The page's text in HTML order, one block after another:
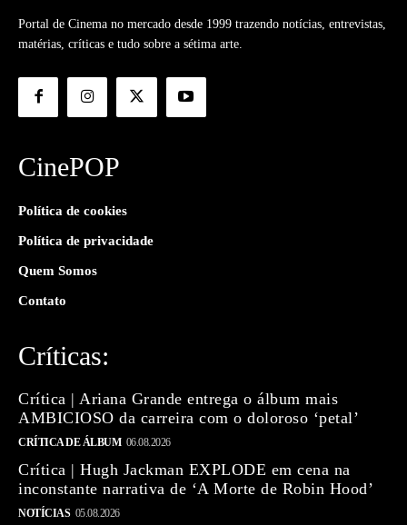
Portal de Cinema no mercado desde 1999 trazendo notícias, entrevistas,
matérias, críticas e tudo sobre a sétima arte.
CinePOP
Política de cookies
Política de privacidade
Quem Somos
Contato
Críticas:
Crítica | Ariana Grande entrega o álbum mais
AMBICIOSO da carreira com o doloroso ‘petal’
CRÍTICA DE ÁLBUM 06.08.2026
Crítica | Hugh Jackman EXPLODE em cena na
inconstante narrativa de ‘A Morte de Robin Hood’
NOTÍCIAS 05.08.2026